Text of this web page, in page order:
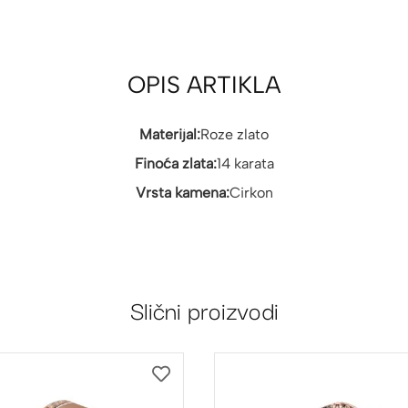
OPIS ARTIKLA
Materijal:Roze zlato
Finoća zlata:14 karata
Vrsta kamena:Cirkon
Slični proizvodi